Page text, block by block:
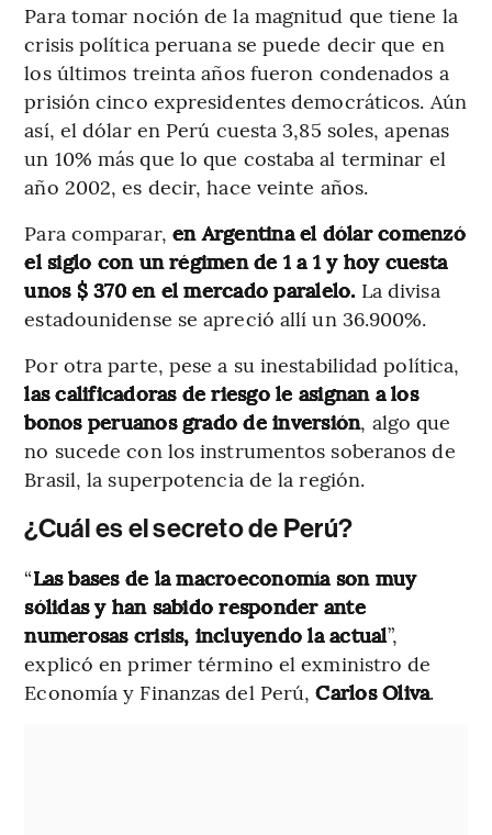
Para tomar noción de la magnitud que tiene la
crisis política peruana se puede decir que en
los últimos treinta años fueron condenados a
prisión cinco expresidentes democráticos. Aún
así, el dólar en Perú cuesta 3,85 soles, apenas
un 10% más que lo que costaba al terminar el
año 2002, es decir, hace veinte años.
Para comparar, en Argentina el dólar comenzó
el siglo con un régimen de 1 a 1 y hoy cuesta
unos $ 370 en el mercado paralelo. La divisa
estadounidense se apreció allí un 36.900%.
Por otra parte, pese a su inestabilidad política,
las calificadoras de riesgo le asignan a los
bonos peruanos grado de inversión, algo que
no sucede con los instrumentos soberanos de
Brasil, la superpotencia de la región.
¿Cuál es el secreto de Perú?
“Las bases de la macroeconomía son muy
sólidas y han sabido responder ante
numerosas crisis, incluyendo la actual”,
explicó en primer término el exministro de
Economía y Finanzas del Perú,Carlos Oliva.